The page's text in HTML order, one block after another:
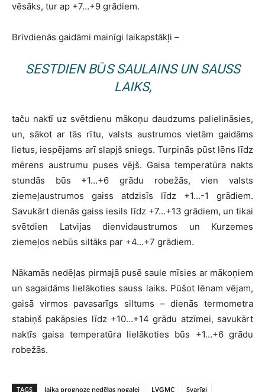
vēsāks, tur ap +7…+9 grādiem.
Brīvdienās gaidāmi mainīgi laikapstākļi –
SESTDIEN BŪS SAULAINS UN SAUSS
LAIKS,
taču naktī uz svētdienu mākoņu daudzums palielināsies,
un, sākot ar tās rītu, valsts austrumos vietām gaidāms
lietus, iespējams arī slapjš sniegs. Turpinās pūst lēns līdz
mērens austrumu puses vējš. Gaisa temperatūra nakts
stundās būs +1…+6 grādu robežās, vien valsts
ziemeļaustrumos gaiss atdzisīs līdz +1…-1 grādiem.
Savukārt dienās gaiss iesils līdz +7…+13 grādiem, un tikai
svētdien Latvijas dienvidaustrumos un Kurzemes
ziemeļos nebūs siltāks par +4…+7 grādiem.
Nākamās nedēļas pirmajā pusē saule mīsies ar mākoņiem
un sagaidāms lielākoties sauss laiks. Pūšot lēnam vējam,
gaisā virmos pavasarīgs siltums – dienās termometra
stabiņš pakāpsies līdz +10…+14 grādu atzīmei, savukārt
naktīs gaisa temperatūra lielākoties būs +1…+6 grādu
robežās.
TAGS laika prognoze nedēļas nogalei LVĢMC Svarīgi